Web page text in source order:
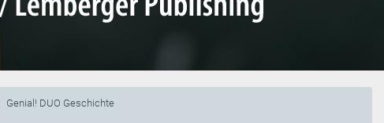
Genial! DUO Geschichte